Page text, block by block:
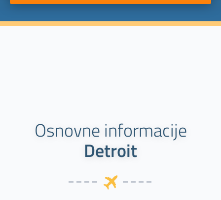
Osnovne informacije
Detroit